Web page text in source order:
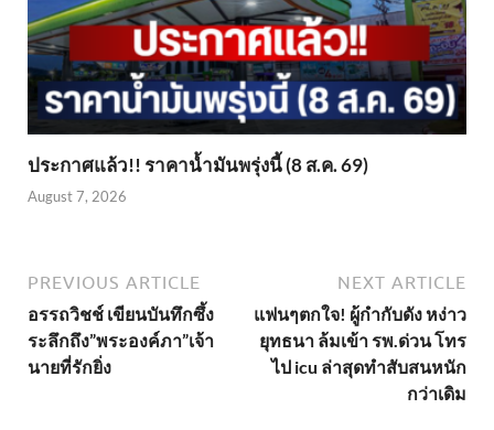
ประกาศแล้ว!! ราคาน้ำมันพรุ่งนี้ (8 ส.ค. 69)
August 7, 2026
PREVIOUS ARTICLE
อรรถวิชช์ เขียนบันทึกซึ้ง
ระลึกถึง”พระองค์ภา”เจ้า
นายที่รักยิ่ง
NEXT ARTICLE
แฟนๆตกใจ! ผู้กำกับดัง หง่าว
ยุทธนา ล้มเข้า รพ.ด่วน โทร
ไป icu ล่าสุดทำสับสนหนัก
กว่าเดิม